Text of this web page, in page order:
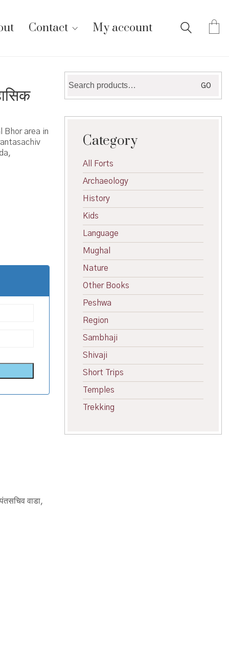
Contact My account
​​Bhor area in
वाडा,
for:
GO
Category
All Forts
Archaeology
History
Kids
Language
Mughal
Nature
Other Books
Peshwa
Region
Sambhaji
Shivaji
Short Trips
Temples
Trekking